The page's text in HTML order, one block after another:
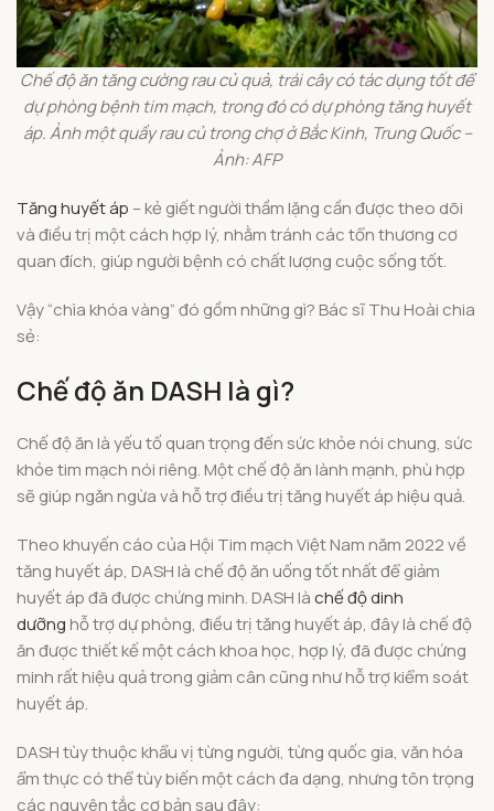
Chế độ ăn tăng cường rau củ quả, trái cây có tác dụng tốt để
dự phòng bệnh tim mạch, trong đó có dự phòng tăng huyết
áp. Ảnh một quầy rau củ trong chợ ở Bắc Kinh, Trung Quốc –
Ảnh: AFP
Tăng huyết áp – kẻ giết người thầm lặng cần được theo dõi
và điều trị một cách hợp lý, nhằm tránh các tổn thương cơ
quan đích, giúp người bệnh có chất lượng cuộc sống tốt.
Vậy “chìa khóa vàng” đó gồm những gì? Bác sĩ Thu Hoài chia
sẻ:
Chế độ ăn DASH là gì?
Chế độ ăn là yếu tố quan trọng đến sức khỏe nói chung, sức
khỏe tim mạch nói riêng. Một chế độ ăn lành mạnh, phù hợp
sẽ giúp ngăn ngừa và hỗ trợ điều trị tăng huyết áp hiệu quả.
Theo khuyến cáo của Hội Tim mạch Việt Nam năm 2022 về
tăng huyết áp, DASH là chế độ ăn uống tốt nhất để giảm
huyết áp đã được chứng minh. DASH làchế độ dinh
dưỡng hỗ trợ dự phòng, điều trị tăng huyết áp, đây là chế độ
ăn được thiết kế một cách khoa học, hợp lý, đã được chứng
minh rất hiệu quả trong giảm cân cũng như hỗ trợ kiểm soát
huyết áp.
DASH tùy thuộc khẩu vị từng người, từng quốc gia, văn hóa
ẩm thực có thể tùy biến một cách đa dạng, nhưng tôn trọng
các nguyên tắc cơ bản sau đây: